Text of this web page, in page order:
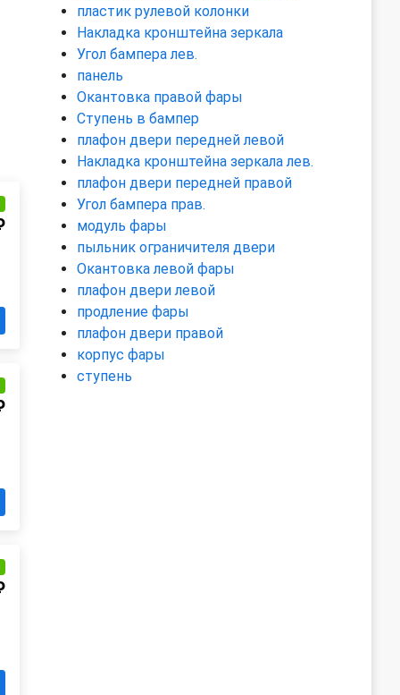
пластик рулевой колонки
Накладка кронштейна зеркала
Угол бампера лев.
панель
Окантовка правой фары
Ступень в бампер
плафон двери передней левой
Накладка кронштейна зеркала лев.
плафон двери передней правой
Угол бампера прав.
модуль фары
пыльник ограничителя двери
Окантовка левой фары
плафон двери левой
продление фары
плафон двери правой
корпус фары
ступень